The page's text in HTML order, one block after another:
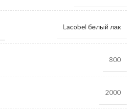
Lacobel белый лак
800
2000